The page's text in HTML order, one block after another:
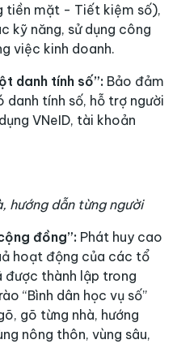
tiền mặt - Tiết kiệm số),
kỹ năng, sử dụng công
việc kinh doanh.
danh tính số”: Bảo đảm
danh tính số, hỗ trợ người
VNeID, tài khoản
hướng dẫn từng người
đồng”: Phát huy cao
hoạt động của các tổ
được thành lập trong
“Bình dân học vụ số”
gõ từng nhà, hướng
nông thôn, vùng sâu,